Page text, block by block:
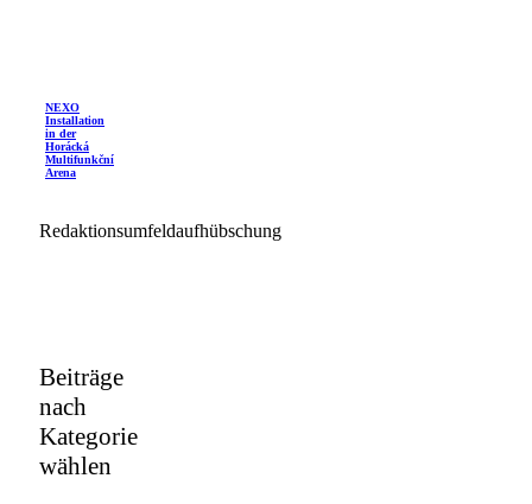
NEXO
Installation
in der
Horácká
Multifunkční
Arena
Redaktionsumfeldaufhübschung
Beiträge
nach
Kategorie
wählen